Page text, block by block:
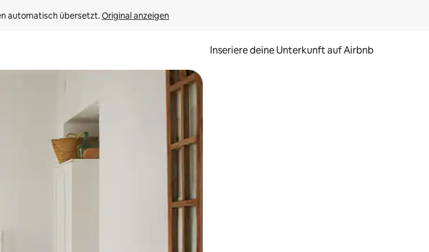
automatisch übersetzt. Original anzeigen
Inseriere deine Unterkunft auf Airbnb